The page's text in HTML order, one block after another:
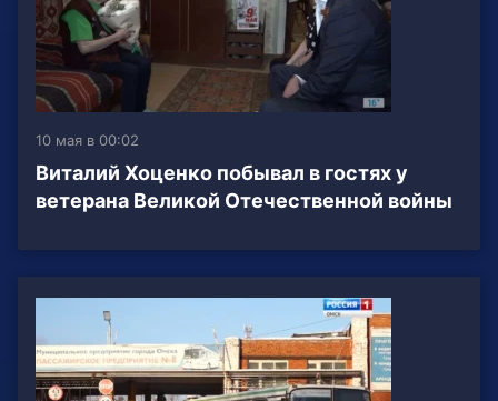
10 мая в 00:02
Виталий Хоценко побывал в гостях у
ветерана Великой Отечественной войны